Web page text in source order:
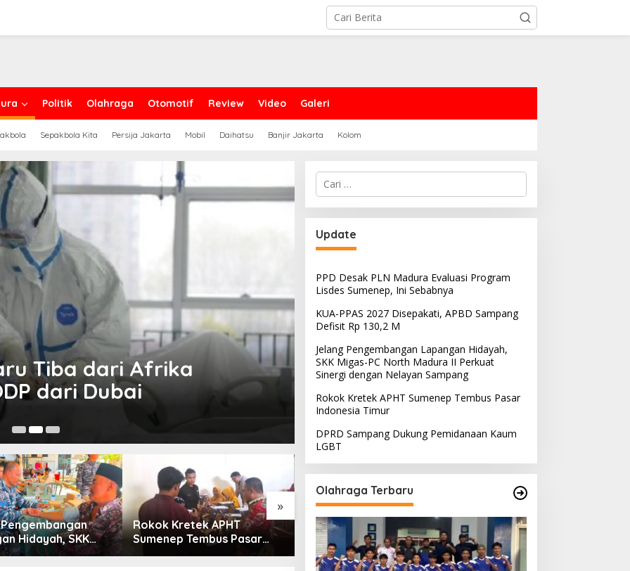
Politik Olahraga Otomotif Review Video Galeri
Sepakbola Kita Persija Jakarta Mobil Daihatsu Banjir Jakarta Kolom
Tiba dari Afrika
Dua ODP dari Dubai
Satu Pasien Terduga Covid 19
Dirujuk ke Bangkalan Jalani
Maret 20, 2020
»
Hidayah, SKK
North Madura II
Rokok Kretek APHT
Sumenep Tembus Pasar
Indonesia Timur
DPRD Sampang Dukung
Pemidanaan Kaum LGBT
PPD Desak PLN Madura
Evaluasi Program Lisdes
Sumenep, Ini Sebabnya
Cari
untuk:
Update
PPD Desak PLN Madura Evaluasi Program
Lisdes Sumenep, Ini Sebabnya
KUA-PPAS 2027 Disepakati, APBD Sampang
Defisit Rp 130,2 M
Jelang Pengembangan Lapangan Hidayah,
SKK Migas-PC North Madura II Perkuat
Sinergi dengan Nelayan Sampang
Rokok Kretek APHT Sumenep Tembus Pasar
Indonesia Timur
DPRD Sampang Dukung Pemidanaan Kaum
LGBT
Olahraga Terbaru